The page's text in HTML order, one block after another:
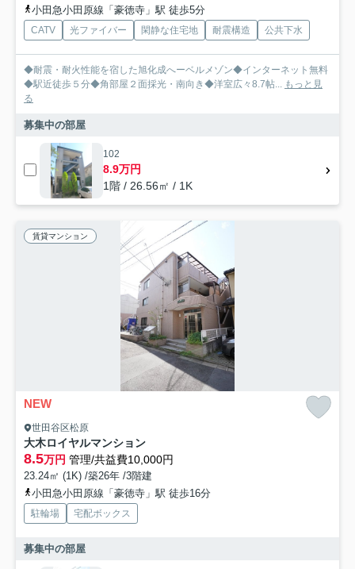
小田急小田原線「豪徳寺」駅 徒歩5分
CATV 光ファイバー 閑静な住宅地 耐震構造 公共下水
◆耐震・耐火性能を宿した旭化成へーベルメゾン◆インターネット無料
◆駅近徒歩５分◆角部屋２面採光・南向き◆洋室広々8.7帖... もっと見
る
募集中の部屋
102
8.9万円
1階 / 26.56㎡ / 1K
賃貸マンション
NEW
世田谷区松原
大木ロイヤルマンション
8.5万円 管理/共益費10,000円
23.24㎡ (1K) /築26年 /3階建
小田急小田原線「豪徳寺」駅 徒歩16分
駐輪場 宅配ボックス
募集中の部屋